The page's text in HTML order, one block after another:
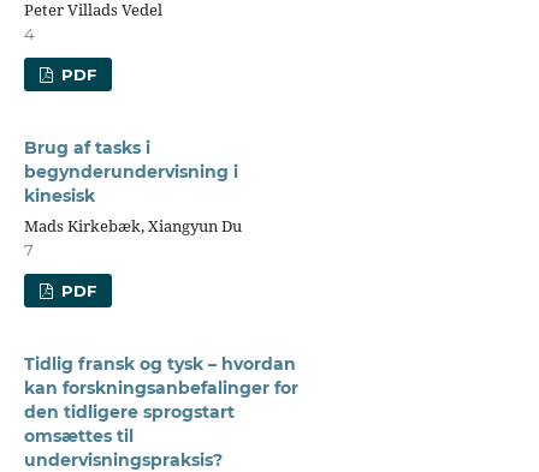
Peter Villads Vedel
4
PDF
Brug af tasks i
begynderundervisning i
kinesisk
Mads Kirkebæk, Xiangyun Du
7
PDF
Tidlig fransk og tysk – hvordan
kan forskningsanbefalinger for
den tidligere sprogstart
omsættes til
undervisningspraksis?